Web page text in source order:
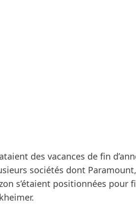
des vacances de fin
sociétés dont
s’étaient positionnées pour